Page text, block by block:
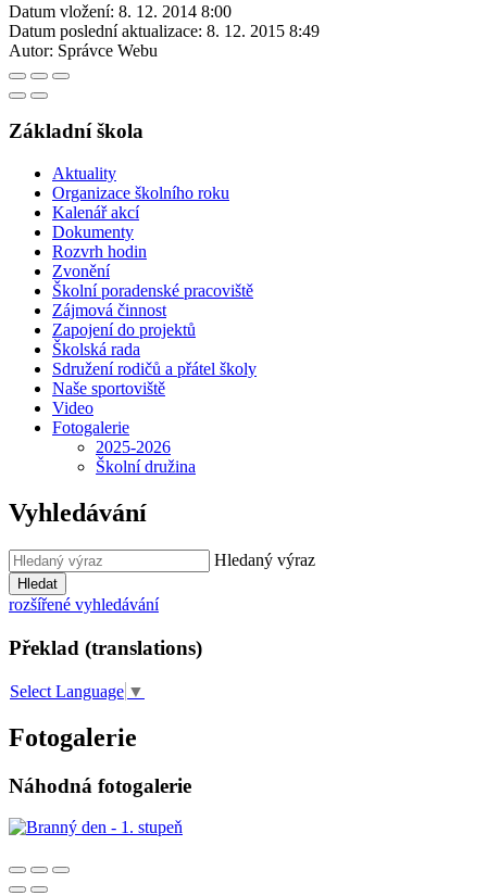
Datum vložení: 8. 12. 2014 8:00
Datum poslední aktualizace: 8. 12. 2015 8:49
Autor: Správce Webu
Základní škola
Aktuality
Organizace školního roku
Kalenář akcí
Dokumenty
Rozvrh hodin
Zvonění
Školní poradenské pracoviště
Zájmová činnost
Zapojení do projektů
Školská rada
Sdružení rodičů a přátel školy
Naše sportoviště
Video
Fotogalerie
2025-2026
Školní družina
Vyhledávání
Hledaný výraz
Hledat
rozšířené vyhledávání
Překlad (translations)
Select Language ▼
Fotogalerie
Náhodná fotogalerie